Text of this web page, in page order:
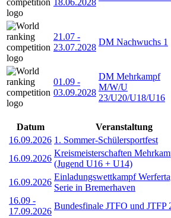
21.07 -
23.07.2028
DM Nachwuchs 1
01.09 -
03.09.2028
DM Mehrkampf
M/W/U
23/U20/U18/U16
Datum Veranstaltung
16.09.2026 1. Sommer-Schülersportfest
16.09.2026
Kreismeisterschaften
(Jugend U16 + U14)
16.09.2026
Einladungswettkampf
Serie in Bremerhaven
16.09 -
17.09.2026
Bundesfinale JTFO und JTFP